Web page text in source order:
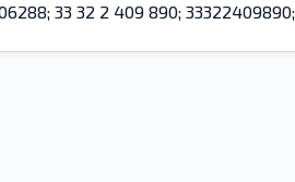
33 32 2 409 890; 33322409890;